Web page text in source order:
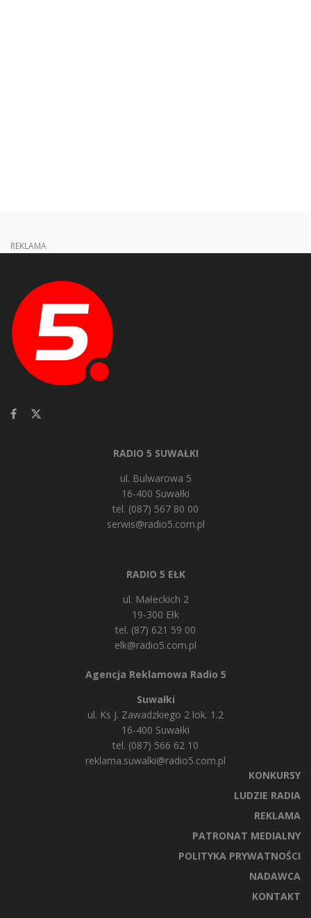
REKLAMA
RADIO 5 SUWAŁKI
ul. Bulwarowa 5
16-400 Suwałki
tel. (087) 567 80 00
serwis@radio5.com.pl
RADIO 5 EŁK
ul. Małeckich 2
19-300 Ełk
tel. (87) 621 59 00
elk@radio5.com.pl
Agencja Reklamowa Radio 5
Suwałki
ul. Ks J. Zawadzkiego 2 lok. 1.2
16-400 Suwałki
tel. (087) 566 62 10
reklama.suwalki@radio5.com.pl
KONKURSY
LUDZIE RADIA
REKLAMA
PATRONAT MEDIALNY
POLITYKA PRYWATNOŚCI
NADAWCA
KONTAKT